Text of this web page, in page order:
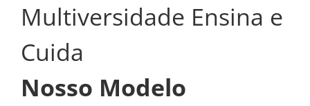
Multiversidade Ensina e
Cuida
Nosso Modelo